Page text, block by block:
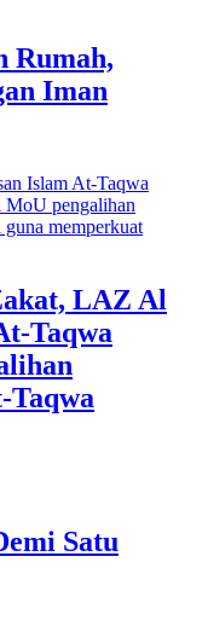
Rumah,
Iman
LAZ Al
Taqwa
Satu